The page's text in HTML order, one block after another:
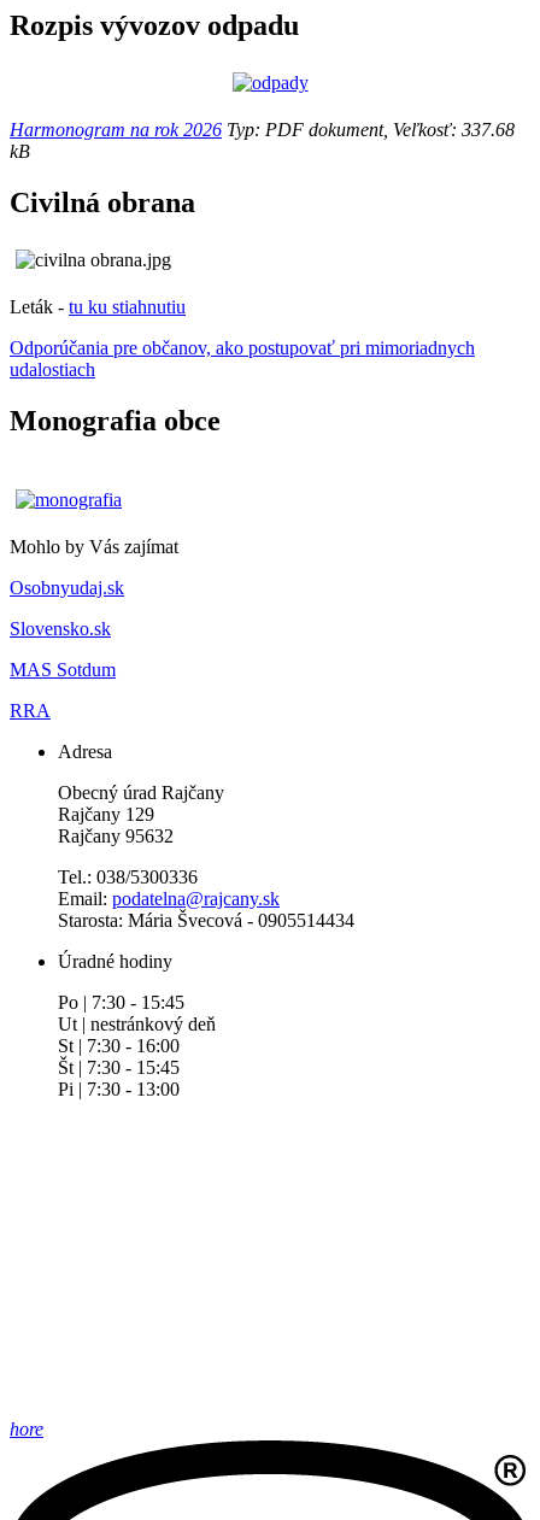
Rozpis vývozov odpadu
Harmonogram na rok 2026 Typ: PDF dokument, Veľkosť: 337.68
kB
Civilná obrana
Leták - tu ku stiahnutiu
Odporúčania pre občanov, ako postupovať pri mimoriadnych
udalostiach
Monografia obce
Mohlo by Vás zajímat
Osobnyudaj.sk
Slovensko.sk
MAS Sotdum
RRA
Adresa
Obecný úrad Rajčany
Rajčany 129
Rajčany 95632
Tel.: 038/5300336
Email: podatelna@rajcany.sk
Starosta: Mária Švecová - 0905514434
Úradné hodiny
Po | 7:30 - 15:45
Ut | nestránkový deň
St | 7:30 - 16:00
Št | 7:30 - 15:45
Pi | 7:30 - 13:00
hore